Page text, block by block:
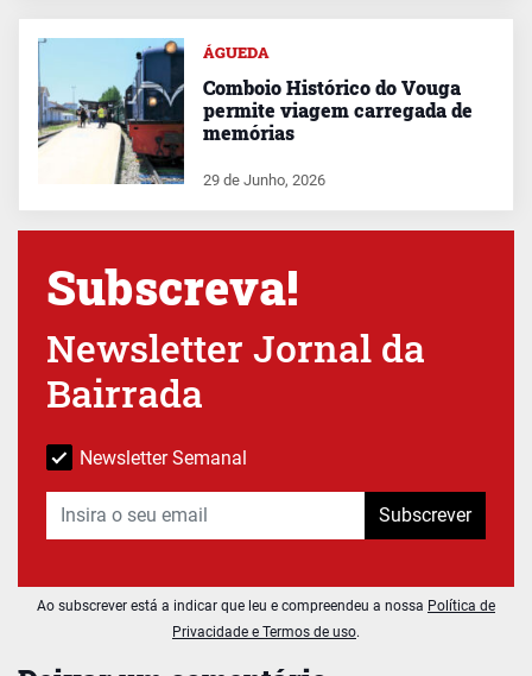
ÁGUEDA
Comboio Histórico do Vouga
permite viagem carregada de
memórias
29 de Junho, 2026
Subscreva!
Newsletter Jornal da
Bairrada
Newsletter Semanal
Subscrever
Ao subscrever está a indicar que leu e compreendeu a nossa Política de
Privacidade e Termos de uso.